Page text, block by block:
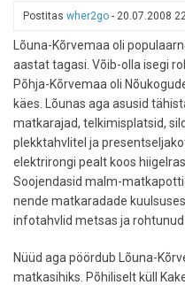
Postitas wher2go - 20.07.2008
Lõuna-Kõrvemaa oli
aastat tagasi. Võib-olla isegi
Põhja-Kõrvemaa oli
käes. Lõunas aga asusid
matkarajad, telkimisplatsid,
plekktahvlitel ja
elektrirongi pealt koos
Soojendasid malm-
nende matkaradade
infotahvlid metsas ja rohtunud
Nüüd aga pöördub Lõuna-
matkasihiks. Põhiliselt küll